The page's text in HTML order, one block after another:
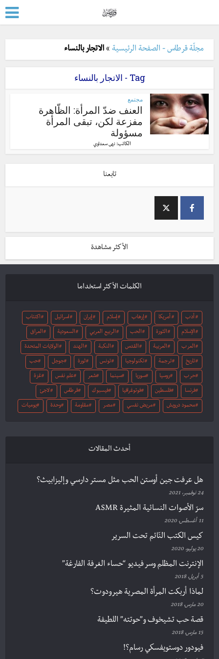
مجلّة قرطاس - الصفحة الرئيسية »الاتجار بالنساء
Tag - الاتجار بالنساء
مجتمع
العنف ضدّ المرأة: الظّاهرة
مفزعة لكن، تبقى المرأة
مسؤولة
الكاتب:نهى سعداوي
تابعنا
الأكثر مشاهدة
الكلمات الأكثر استخداما
أدب أمريكا إرهاب إسلام إيران اسرائيل اكتئاب
الإسلام الثورة الحب الربيع العربي السعودية العراق
العرب العربية القدس النكبة الهند الولايات المتحدة
تاريخ ترجمة تكنولوجيا تونس ثورة جوجل حب
حرب روسيا سوريا سينما شعر علم نفس غزة
فرنسا فلسطين فوتوغرافيا فيسبوك قرطاس لاجئ
محمود درويش مريض نفسي مصر مقاومة وحدة يوميات
أحدث المقالات
هل عرفت جين أوستن الحب مثل مستر دارسي وإليزابيث؟
24 نوفمبر، 2021
سرّ الأصوات النسائية المثيرة ASMR
11 أغسطس، 2020
كيس الكتب النّائم تحت السرير
20 يوليو، 2020
الإنترنت المظلم وسر فيديو “حساء الغرفة الفارغة”
5 أبريل، 2018
لماذا أربكت المرأة المصرية هيرودوت؟
20 مارس، 2018
قصة حب تشيخوف و”حوتته” اللطيفة
15 مارس، 2018
فيودور دوستويفسكي رسام؟!